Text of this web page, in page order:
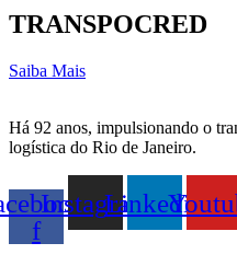
TRANSPOCRED
Saiba Mais
Há 92 anos, impulsionando o
logística do Rio de Janeiro.
f
InstagramLinkedin